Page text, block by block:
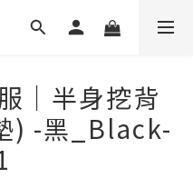
｜半身挖背
) -黑_Black-